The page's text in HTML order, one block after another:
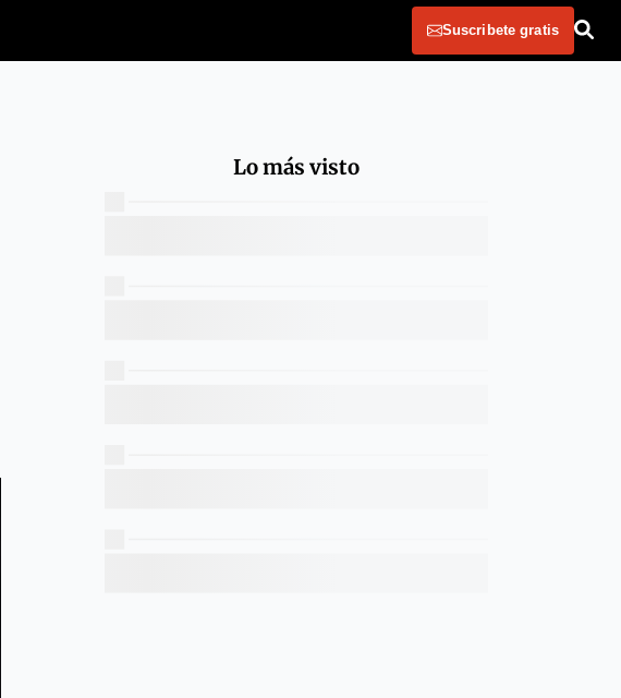
Suscribete gratis
Lo más visto